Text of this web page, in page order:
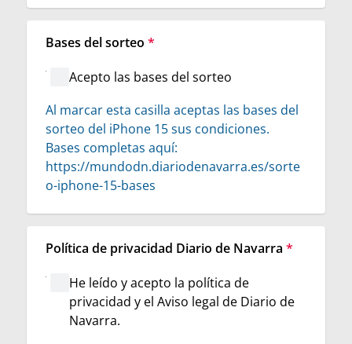
Bases del sorteo *
Acepto las bases del sorteo
Al marcar esta casilla aceptas las bases del
sorteo del iPhone 15 sus condiciones.
Bases completas aquí:
https://mundodn.diariodenavarra.es/sorte
o-iphone-15-bases
Política de privacidad Diario de Navarra *
He leído y acepto la política de
privacidad y el Aviso legal de Diario de
Navarra.